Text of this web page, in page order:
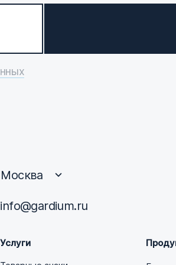
Москва
info@gardium.ru
Услуги